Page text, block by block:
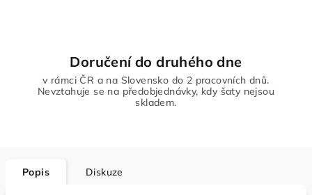
Doručení do druhého dne
v rámci ČR a na Slovensko do 2 pracovních dnů.
Nevztahuje se na předobjednávky, kdy šaty nejsou
skladem.
Popis Diskuze